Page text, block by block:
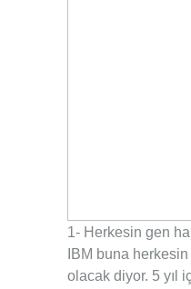
1- Herkesin gen
IBM buna
olacak diyor. 5 yıl